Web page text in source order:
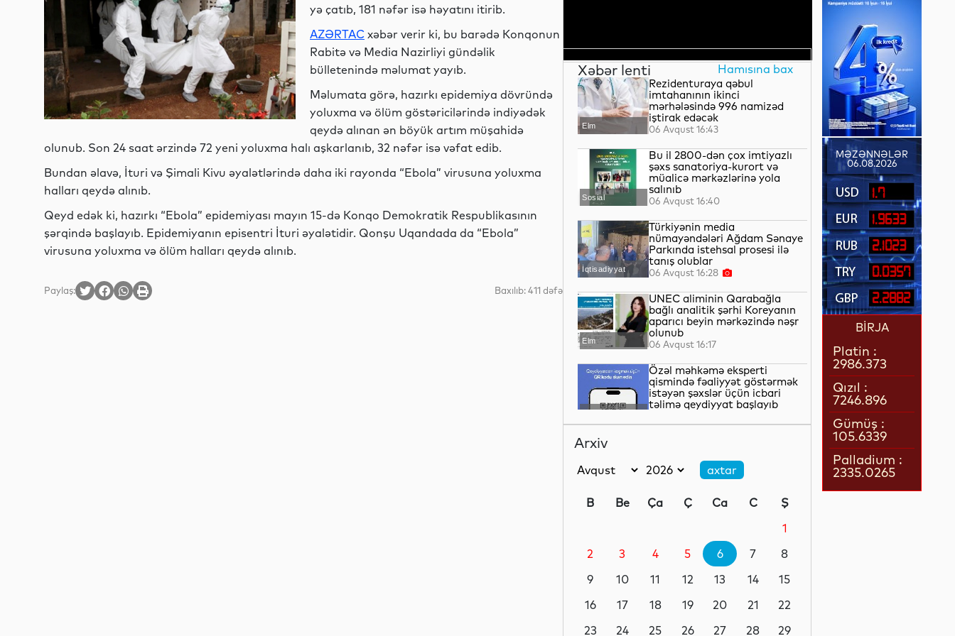
yə çatıb, 181 nəfər isə həyatını itirib.
AZƏRTAC xəbər verir ki, bu barədə Konqonun
Rabitə və Media Nazirliyi gündəlik
bülletenində məlumat yayıb.
Məlumata görə, hazırkı epidemiya dövründə
yoluxma və ölüm göstəricilərində indiyədək
qeydə alınan ən böyük artım müşahidə
olunub. Son 24 saat ərzində 72 yeni yoluxma halı aşkarlanıb, 32 nəfər isə vəfat edib.
Bundan əlavə, İturi və Şimali Kivu əyalətlərində daha iki rayonda “Ebola” virusuna yoluxma
halları qeydə alınıb.
Qeyd edək ki, hazırkı “Ebola” epidemiyası mayın 15-də Konqo Demokratik Respublikasının
şərqində başlayıb. Epidemiyanın episentri İturi əyalətidir. Qonşu Uqandada da “Ebola”
virusuna yoluxma və ölüm halları qeydə alınıb.
Paylaş: Baxılıb: 411 dəfə
Xəbər lenti Hamısına bax
Elm
Rezidenturaya qəbul
imtahanının ikinci
mərhələsində 996 namizəd
iştirak edəcək
06 Avqust 16:43
Sosial
Bu il 2800-dən çox imtiyazlı
şəxs sanatoriya-kurort və
müalicə mərkəzlərinə yola
salınıb
06 Avqust 16:40
İqtisadiyyat
Türkiyənin media
nümayəndələri Ağdam Sənaye
Parkında istehsal prosesi ilə
tanış olublar
06 Avqust 16:28
Elm
UNEC aliminin Qarabağla
bağlı analitik şərhi Koreyanın
aparıcı beyin mərkəzində nəşr
olunub
06 Avqust 16:17
Sosial
Özəl məhkəmə eksperti
qismində fəaliyyət göstərmək
istəyən şəxslər üçün icbari
təlimə qeydiyyat başlayıb
müraciət daxil olub
Dünya 06 Avqust 16:05
İdman
“Canadian Open”də favorit
dayandırıblar
06 Avqust 15:54
Arxiv
B Be Ça Ç Ca C
Ş
1
2
3 4 5 6 7
8
9
10 11 12 13 14
15
16
17 18 19 20 21
22
23
24 25 26 27 28
29
MƏZƏNNƏLƏR
06.08.2026
1.7
1.9633
2.1023
0.0357
2.2882
BİRJA
Platin :
2986.373
Qızıl :
7246.896
Gümüş :
105.6339
Palladium :
2335.0265